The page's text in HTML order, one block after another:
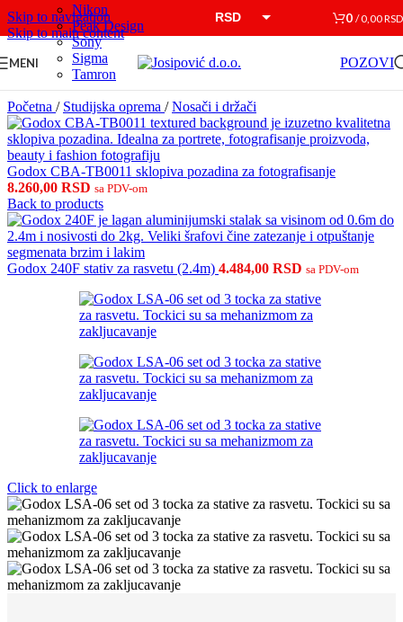
Skip to navigation
Skip to main content
Nikon
Peak Design
Sony
Sigma
Tamron
RSD 0 /0,00RSD
MENI POZOVI
Početna / Studijska oprema / Nosači i držači
Godox CBA-TB0011 sklopiva pozadina za fotografisanje
8.260,00 RSD sa PDV-om
Back to products
Godox 240F stativ za rasvetu (2.4m) 4.484,00 RSD sa PDV-om
Click to enlarge